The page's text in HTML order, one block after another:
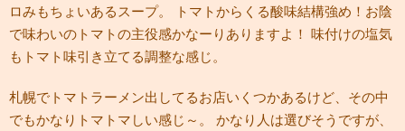
ロみもちょいあるスープ。 トマトからくる酸味結構強め！お陰
で味わいのトマトの主役感かなーりありますよ！ 味付けの塩気
もトマト味引き立てる調整な感じ。
札幌でトマトラーメン出してるお店いくつかあるけど、その中
でもかなりトマトマしい感じ～。 かなり人は選びそうですが、